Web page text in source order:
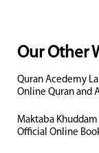
Our Other
Quran Acedemy
Online Quran and
Maktaba
Official Online